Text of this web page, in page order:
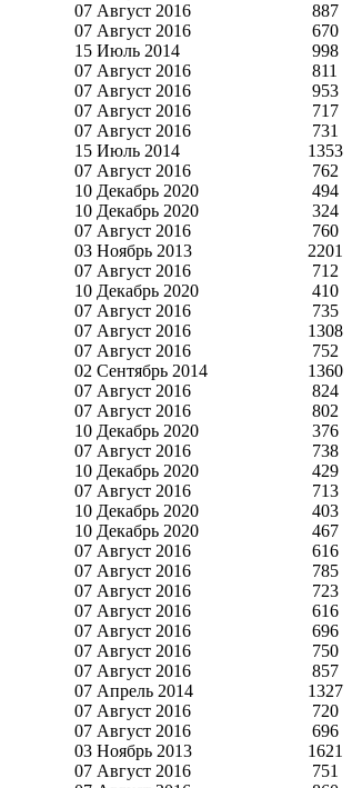
07 Август 2016
887
07 Август 2016
670
15 Июль 2014
998
07 Август 2016
811
07 Август 2016
953
07 Август 2016
717
07 Август 2016
731
15 Июль 2014
1353
07 Август 2016
762
10 Декабрь 2020
494
10 Декабрь 2020
324
07 Август 2016
760
03 Ноябрь 2013
2201
07 Август 2016
712
10 Декабрь 2020
410
07 Август 2016
735
07 Август 2016
1308
07 Август 2016
752
02 Сентябрь 2014
1360
07 Август 2016
824
07 Август 2016
802
10 Декабрь 2020
376
07 Август 2016
738
10 Декабрь 2020
429
07 Август 2016
713
10 Декабрь 2020
403
10 Декабрь 2020
467
07 Август 2016
616
07 Август 2016
785
07 Август 2016
723
07 Август 2016
616
07 Август 2016
696
07 Август 2016
750
07 Август 2016
857
07 Апрель 2014
1327
07 Август 2016
720
07 Август 2016
696
03 Ноябрь 2013
1621
07 Август 2016
751